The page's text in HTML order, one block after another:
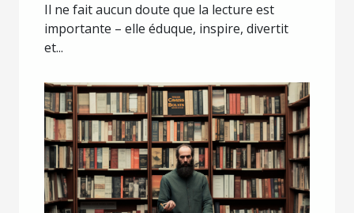
Il ne fait aucun doute que la lecture est
importante – elle éduque, inspire, divertit
et...